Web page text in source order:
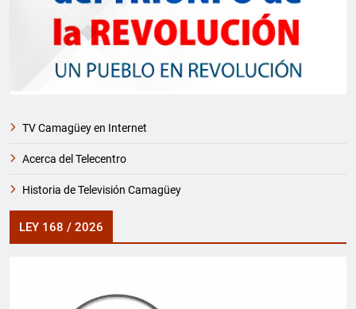
TV Camagüey en Internet
Acerca del Telecentro
Historia de Televisión Camagüey
LEY 168 / 2026